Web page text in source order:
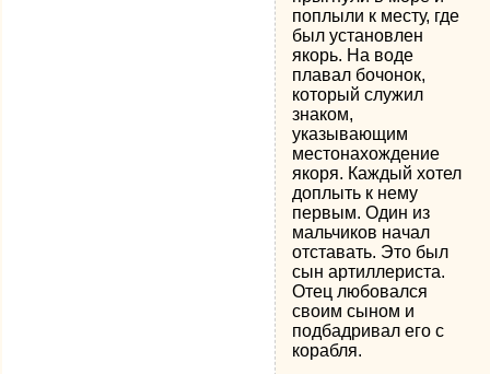
поплыли к месту, где
был установлен
якорь. На воде
плавал бочонок,
который служил
знаком,
указывающим
местонахождение
якоря. Каждый хотел
доплыть к нему
первым. Один из
мальчиков начал
отставать. Это был
сын артиллериста.
Отец любовался
своим сыном и
подбадривал его с
корабля.